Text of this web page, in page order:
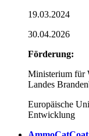
19.03.2024
30.04.2026
Förderung:
Ministerium für
Landes
Europäische
Entwicklung